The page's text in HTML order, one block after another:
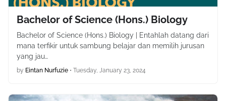
Bachelor of Science (Hons.) Biology
Bachelor of Science (Hons.) Biology | Entahlah datang dari
mana terfikir untuk sambung belajar dan memilih jurusan
yang jau…
by Eintan Nurfuzie • Tuesday, January 23, 2024